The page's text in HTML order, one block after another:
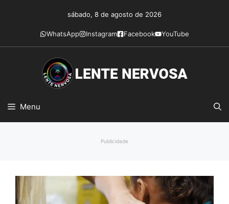
conteúdo
sábado, 8 de agosto de 2026
WhatsApp Instagram Facebook YouTube
Menu
Publicidade